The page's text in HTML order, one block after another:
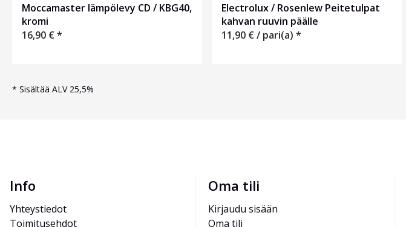
Moccamaster lämpölevy CD / KBG40,
kromi
16,90 €*
Electrolux / Rosenlew Peitetulpat
kahvan ruuvin päälle
11,90 €/ pari(a) *
* Sisältää ALV 25,5%
Info
Yhteystiedot
Toimitusehdot
Oma tili
Kirjaudu sisään
Oma tili